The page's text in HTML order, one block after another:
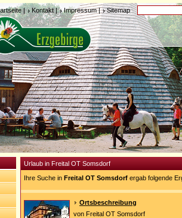
| Kontakt| Impressum| Sitemap
Urlaub in Freital OT Somsdorf
Ihre Suche in Freital OT Somsdorf ergab folgende
Ortsbeschreibung
von Freital OT Somsdorf